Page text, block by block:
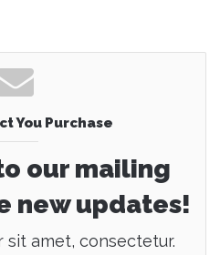
You Purchase
our mailing
new updates!
sit amet, consectetur.